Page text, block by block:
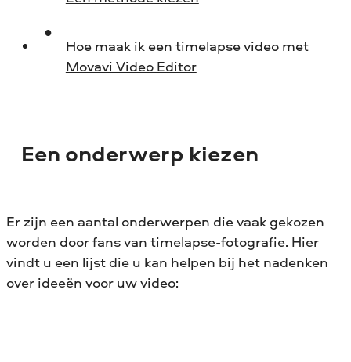
Hoe maak ik een timelapse video met
Movavi Video Editor
Een onderwerp kiezen
Er zijn een aantal onderwerpen die vaak gekozen
worden door fans van timelapse-fotografie. Hier
vindt u een lijst die u kan helpen bij het nadenken
over ideeën voor uw video: